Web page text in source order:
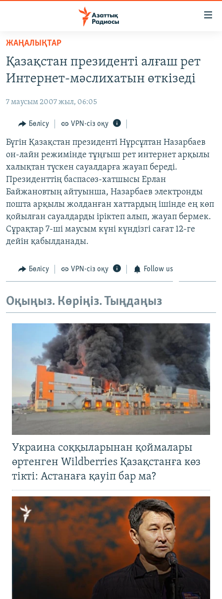
Skip
main
content
to
Navigation
Skip
to
Search
САЯСАТ
AZATTYQTV
ҚАҢТАР ОҚИҒАСЫ
АДАМ ҚҰҚЫҚТАРЫ
ӘЛЕУМЕТ
ӘЛЕМ
АРНАЙЫ ЖОБАЛАР
Русский
ЖАЗЫЛЫҢЫЗ
ЖАҢАЛЫҚТАР
Қазақстан президенті алғаш рет
Интернет-мәслихатын өткізеді
7 маусым 2007 жыл, 06:05
Бөлісу VPN-сіз оқу
Бүгін Қазақстан президенті Нұрсұлтан Назарбаев
он-лайн режимінде тұңғыш рет интернет арқылы
халықтан түскен сауалдарға жауап береді.
Президенттің баспасөз-хатшысы Ерлан
Байжановтың айтуынша, Назарбаев электронды
пошта арқылы жолданған хаттардың ішінде ең көп
қойылған сауалдарды іріктеп алып, жауап бермек.
Сұрақтар 7-ші маусым күні күндізгі сағат 12-ге
дейін қабылданады.
Бөлісу VPN-сіз оқу Follow us
Оқыңыз. Көріңіз. Тыңдаңыз
Украина соққыларынан қоймалары
өртенген Wildberries Қазақстанға көз
тікті: Астанаға қауіп бар ма?